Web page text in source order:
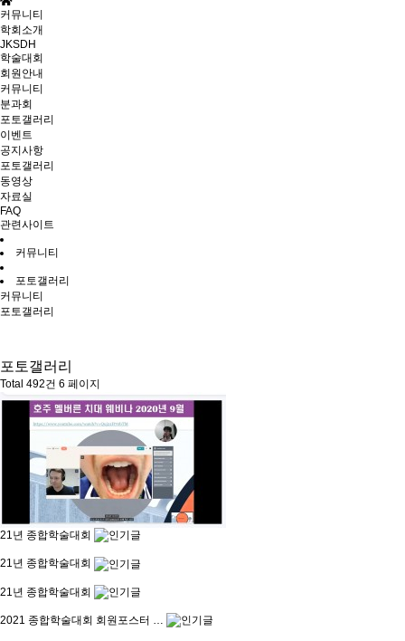
커뮤니티
학회소개
JKSDH
학술대회
회원안내
커뮤니티
분과회
포토갤러리
이벤트
공지사항
포토갤러리
동영상
자료실
FAQ
관련사이트
커뮤니티
포토갤러리
커뮤니티
포토갤러리
포토갤러리
Total 492건 6 페이지
21년 종합학술대회
21년 종합학술대회
21년 종합학술대회
2021 종합학술대회 회원포스터 …